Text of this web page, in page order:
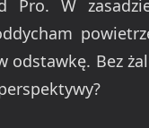
Pro. W
odstawkę. Bez